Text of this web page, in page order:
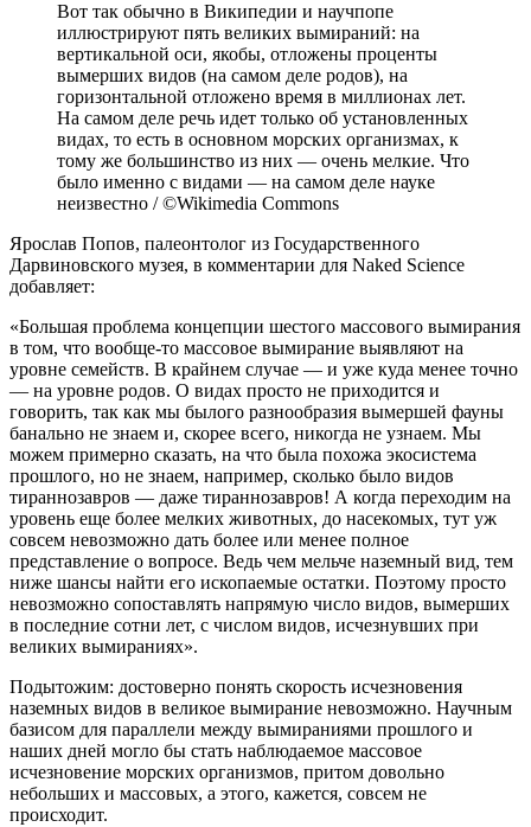
Вот так обычно в Википедии и научпопе
иллюстрируют пять великих вымираний: на
вертикальной оси, якобы, отложены проценты
вымерших видов (на самом деле родов), на
горизонтальной отложено время в миллионах лет.
На самом деле речь идет только об установленных
видах, то есть в основном морских организмах, к
тому же большинство из них — очень мелкие. Что
было именно с видами — на самом деле науке
неизвестно / ©Wikimedia Commons
Ярослав Попов, палеонтолог из Государственного
Дарвиновского музея, в комментарии для Naked Science
добавляет:
«Большая проблема концепции шестого массового вымирания
в том, что вообще-то массовое вымирание выявляют на
уровне семейств. В крайнем случае — и уже куда менее точно
— на уровне родов. О видах просто не приходится и
говорить, так как мы былого разнообразия вымершей фауны
банально не знаем и, скорее всего, никогда не узнаем. Мы
можем примерно сказать, на что была похожа экосистема
прошлого, но не знаем, например, сколько было видов
тираннозавров — даже тираннозавров! А когда переходим на
уровень еще более мелких животных, до насекомых, тут уж
совсем невозможно дать более или менее полное
представление о вопросе. Ведь чем мельче наземный вид, тем
ниже шансы найти его ископаемые остатки. Поэтому просто
невозможно сопоставлять напрямую число видов, вымерших
в последние сотни лет, с числом видов, исчезнувших при
великих вымираниях».
Подытожим: достоверно понять скорость исчезновения
наземных видов в великое вымирание невозможно. Научным
базисом для параллели между вымираниями прошлого и
наших дней могло бы стать наблюдаемое массовое
исчезновение морских организмов, притом довольно
небольших и массовых, а этого, кажется, совсем не
происходит.